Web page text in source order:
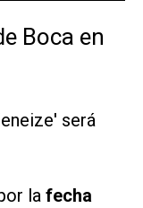
Boca en
será
la fecha